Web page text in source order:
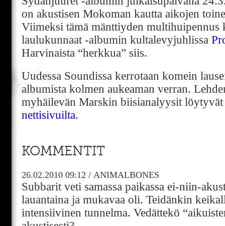
on akustisen Mokoman kautta aikojen
Viimeksi tämä mänttiyden multihuipennus
laulukunnaat -albumin kultalevyjuhlissa
Harvinaista “herkkua” siis.
Uudessa Soundissa kerrotaan komein
albumista kolmen aukeaman verran.
myhäilevän Marskin biisianalyysit
nettisivuilta.
KOMMENTIT
26.02.2010 09:12 / ANIMALBONES
Subbarit veti samassa paikassa ei-niin-
lauantaina ja mukavaa oli. Teidänkin
intensiivinen tunnelma. Vedättekö